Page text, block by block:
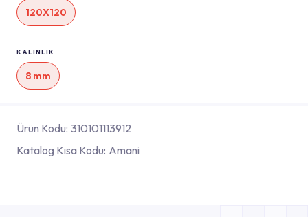
120X120
KALINLIK
8 mm
Ürün Kodu: 310101113912
Katalog Kısa Kodu: Amani